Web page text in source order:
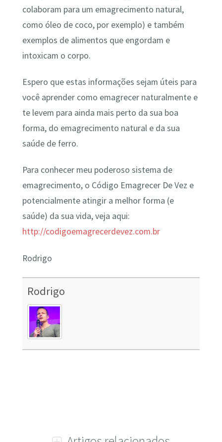
colaboram para um emagrecimento natural,
como óleo de coco, por exemplo) e também
exemplos de alimentos que engordam e
intoxicam o corpo.
Espero que estas informações sejam úteis para
você aprender como emagrecer naturalmente e
te levem para ainda mais perto da sua boa
forma, do emagrecimento natural e da sua
saúde de ferro.
Para conhecer meu poderoso sistema de
emagrecimento, o Código Emagrecer De Vez e
potencialmente atingir a melhor forma (e
saúde) da sua vida, veja aqui:
http://codigoemagrecerdevez.com.br
Rodrigo
Rodrigo